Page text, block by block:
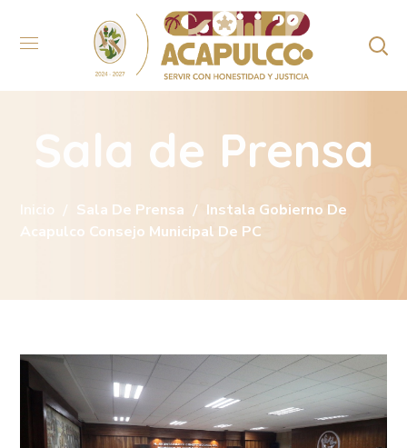
Sala de Prensa
Inicio Sala De Prensa
Instala Gobierno De
Acapulco Consejo Municipal De PC